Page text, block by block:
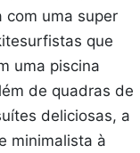
com uma super
que
uma piscina
de quadras de
deliciosas, a
minimalista à